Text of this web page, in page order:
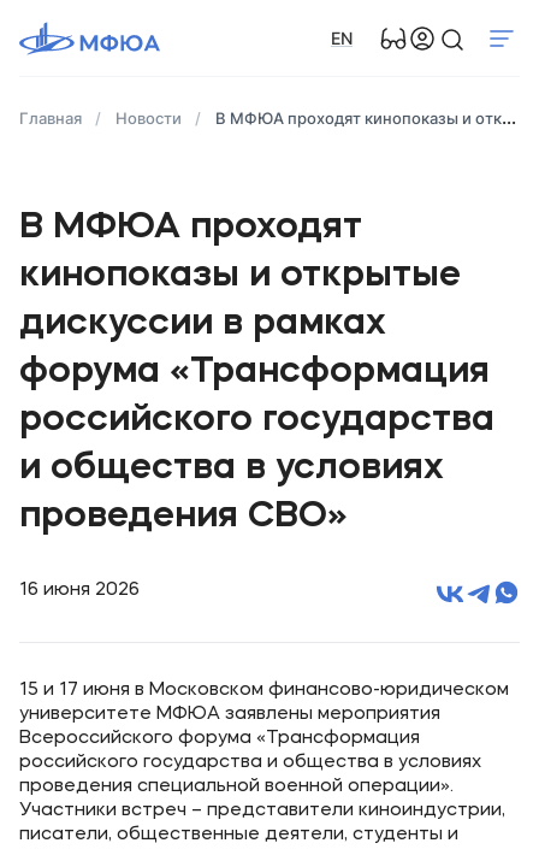
EN
Главная Новости В МФЮА проходят кинопоказы и открытые дискуссии в рамках форума «Трансформация российского государства и общества в условиях проведения СВО»
В МФЮА проходят
кинопоказы и открытые
дискуссии в рамках
форума «Трансформация
российского государства
и общества в условиях
проведения СВО»
16 июня 2026
15 и 17 июня в Московском финансово-юридическом
университете МФЮА заявлены мероприятия
Всероссийского форума «Трансформация
российского государства и общества в условиях
проведения специальной военной операции».
Участники встреч – представители киноиндустрии,
писатели, общественные деятели, студенты и